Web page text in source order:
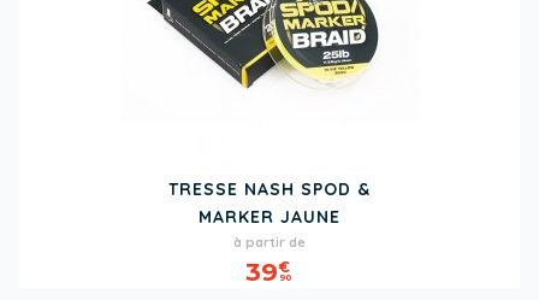
TRESSE NASH SPOD &
MARKER JAUNE
Prix
à partir de
39€
90